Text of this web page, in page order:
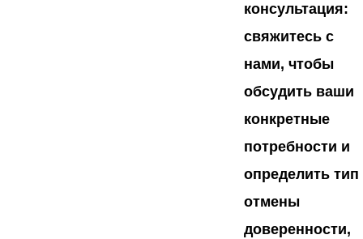
консультация:
свяжитесь с
нами, чтобы
обсудить ваши
конкретные
потребности и
определить тип
отмены
доверенности,